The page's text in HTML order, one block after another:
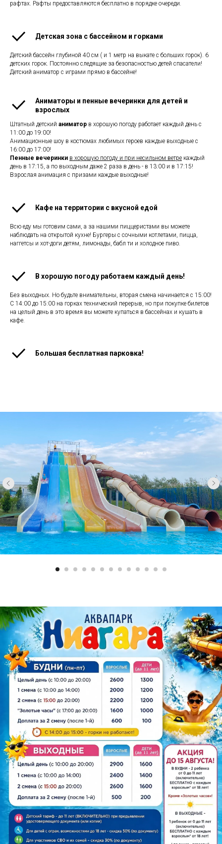
рафтах. Рафты предоставляются бесплатно в порядке очереди.
Детская зона с бассейном и горками
Детский бассейн глубиной 40 см ( и 1 метр на выкате с больших горок). 6
детских горок. Постоянно следящие за безопасностью детей спасатели!
Детский аниматор с играми прямо в бассейне!
Аниматоры и пенные вечеринки для детей и
взрослых
Штатный детский аниматор в хорошую погоду работает каждый день с
11:00 до 19:00!
Анимационные шоу в костюмах любимых героев каждые выходные с
16:00 до 17:00!
Пенные вечеринки в хорошую погоду и при несильном ветре каждый
день в 17:15, а по выходным даже 2 раза в день - в 13:00 и в 17:15!
Взрослая анимация с призами каждые выходные!
Кафе на территории с вкусной едой
Всю еду мы готовим сами, а за нашими пиццеристами вы можете
наблюдать на открытой кухне! Бургеры с сочными котлетами, пицца,
наггетсы и хот-доги детям, лимонады, бабл ти и холодное пиво.
В хорошую погоду работаем каждый день!
Без выходных. Но будьте внимательны, вторая смена начинается с 15:00!
С 14:00 до 15:00 на горках технический перерыв, но при покупке билетов
на целый день в это время вы можете купаться в бассейнах и кушать в
кафе.
Большая бесплатная парковка!